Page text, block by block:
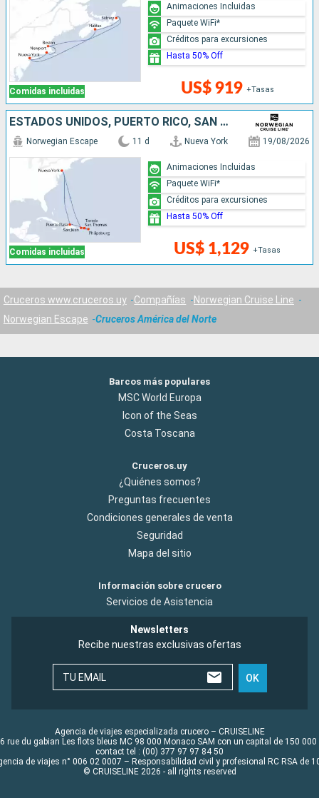
Comidas incluidas US$ 919 +Tasas
Animaciones Incluidas
Paquete WiFi*
Créditos para excursiones
Hasta 50% Off
ESTADOS UNIDOS, PUERTO RICO, SAN MARTÍN, REPÚBLICA DOMINICANA
Comidas incluidas
Norwegian Escape 11 d Nueva York 19/08/2026
US$ 1,129 +Tasas
Animaciones Incluidas
Paquete WiFi*
Créditos para excursiones
Hasta 50% Off
Cruceros www.cruceros.uy Compañías
Norwegian Cruise Line
Norwegian Escape
Cruceros América del Norte
Barcos más populares
MSC World Europa
Icon of the Seas
Costa Toscana
Cruceros.uy
¿Quiénes somos?
Preguntas frecuentes
Condiciones generales de venta
Seguridad
Mapa del sitio
Información sobre crucero
Servicios de Asistencia
Newsletters
Recibe nuestras exclusivas ofertas
TU EMAIL OK
Agencia de viajes especializada crucero – CRUISELINE
rue du gabian Les flots bleus MC 98 000 Monaco SAM con un capital de 150 000
contact tel : (00) 377 97 97 84 50
de viajes n° 006 02 0007 – Responsabilidad civil y profesional RC RSA de
© CRUISELINE 2026 - all rights reserved